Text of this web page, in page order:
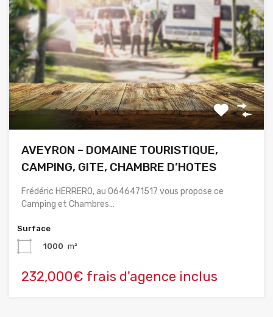
AVEYRON – DOMAINE TOURISTIQUE,
CAMPING, GITE, CHAMBRE D’HOTES
Frédéric HERRERO, au 0646471517 vous propose ce
Camping et Chambres…
Surface
1000 m²
232,000€ frais d'agence inclus